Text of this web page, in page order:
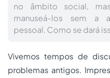
no âmbito social,
manuseá-los sem a
pessoal. Como se dará
Vivemos tempos de
problemas antigos.